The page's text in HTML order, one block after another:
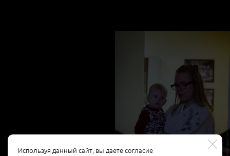
Используя данный сайт, вы даете согласие